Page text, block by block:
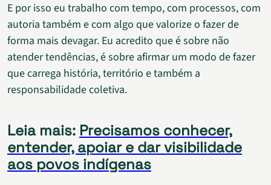
E por isso eu trabalho com tempo, com processos, com
autoria também e com algo que valorize o fazer de
forma mais devagar. Eu acredito que é sobre não
atender tendências, é sobre afirmar um modo de fazer
que carrega história, território e também a
responsabilidade coletiva.
Leia mais: Precisamos conhecer,
entender, apoiar e dar visibilidade
aos povos indígenas